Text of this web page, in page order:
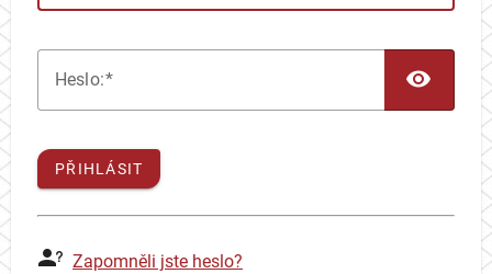
Heslo:
PŘIHLÁSIT
Zapomněli jste heslo?